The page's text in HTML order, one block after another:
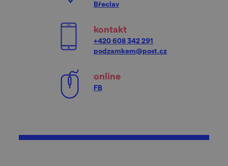
Břeclav
kontakt
+420 608 342 291
podzamkem@post.cz
online
FB